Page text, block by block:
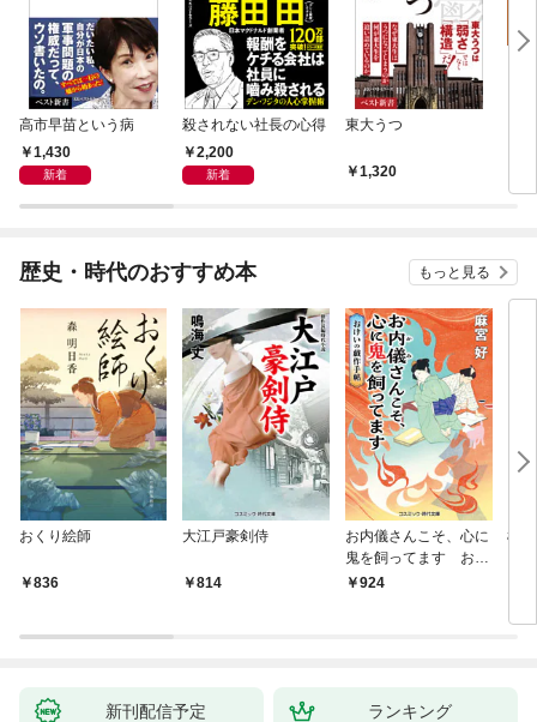
高市早苗という病
1,430
新着
殺されない社長の心得
2,200
新着
東大うつ
1,320
歴史・時代のおすすめ本 もっと見る
おくり絵師
836
大江戸豪剣侍
814
お内儀さんこそ、心に
鬼を飼ってます おけ
いの戯作手帖
924
極
新刊配信予定 ランキング